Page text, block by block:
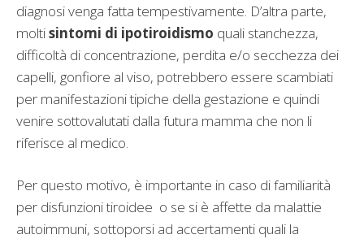
diagnosi venga fatta tempestivamente. D’altra parte,
moltisintomi di ipotiroidismo quali stanchezza,
difficoltà di concentrazione, perdita e/o secchezza dei
capelli, gonfiore al viso, potrebbero essere scambiati
per manifestazioni tipiche della gestazione e quindi
venire sottovalutati dalla futura mamma che non li
riferisce al medico.
Per questo motivo, è importante in caso di familiarità
per disfunzioni tiroidee o se si è affette da malattie
autoimmuni, sottoporsi ad accertamenti quali la